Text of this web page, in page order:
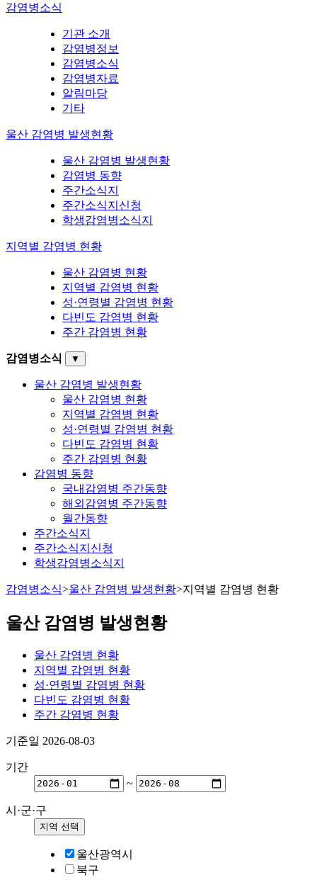
감염병소식
기관 소개
감염병정보
감염병소식
감염병자료
알림마당
기타
울산 감염병 발생현황
울산 감염병 발생현황
감염병 동향
주간소식지
주간소식지신청
학생감염병소식지
지역별 감염병 현황
울산 감염병 현황
지역별 감염병 현황
성·연령별 감염병 현황
다빈도 감염병 현황
주간 감염병 현황
감염병소식 ▼
울산 감염병 발생현황
울산 감염병 현황
지역별 감염병 현황
성·연령별 감염병 현황
다빈도 감염병 현황
주간 감염병 현황
감염병 동향
국내감염병 주간동향
해외감염병 주간동향
월간동향
주간소식지
주간소식지신청
학생감염병소식지
감염병소식>울산 감염병 발생현황>지역별 감염병 현황
울산 감염병 발생현황
울산 감염병 현황
지역별 감염병 현황
성·연령별 감염병 현황
다빈도 감염병 현황
주간 감염병 현황
기준일 2026-08-03
기간
~
시·군·구
지역 선택
울산광역시
북구